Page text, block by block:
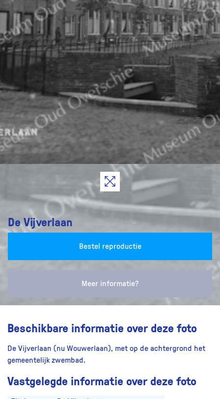
De Vijverlaan
Bestel reproductie
Meer informatie?
Beschikbare informatie over deze foto
De Vijverlaan (nu Wouwerlaan), met op de achtergrond het
gemeentelijk zwembad.
Vastgelegde informatie over deze foto